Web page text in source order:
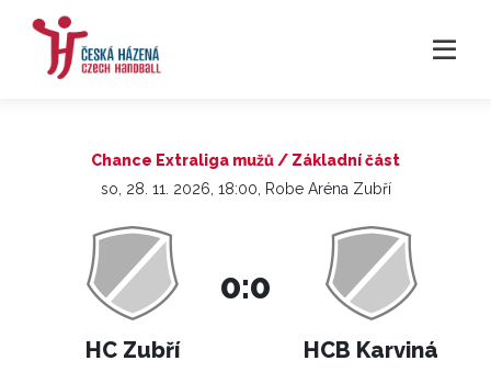
Chance Extraliga mužů / Základní část
so, 28. 11. 2026, 18:00, Robe Aréna Zubří
HC Zubří
0:0
HCB Karviná